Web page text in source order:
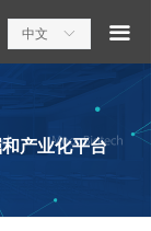
끀
ꀅ
中文
产业化平台